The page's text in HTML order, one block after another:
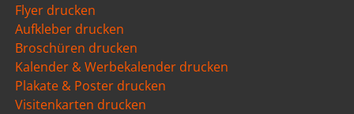
Flyer drucken
Aufkleber drucken
Broschüren drucken
Kalender & Werbekalender drucken
Plakate & Poster drucken
Visitenkarten drucken